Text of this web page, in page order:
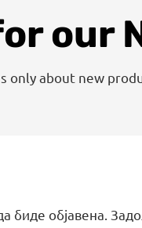
our
only about new
биде објавена.